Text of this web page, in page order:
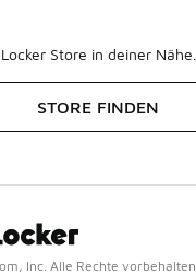
Store in deiner Nähe.
STORE FINDEN
Inc. Alle Rechte vorbehalten